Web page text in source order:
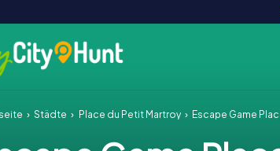
Städte Place du Petit Martroy Escape Game